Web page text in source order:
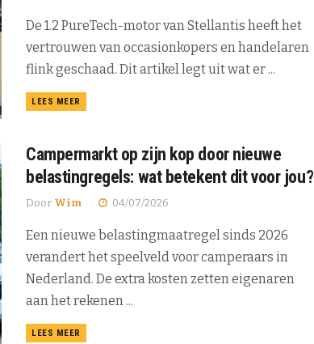
De 1.2 PureTech-motor van Stellantis heeft het
vertrouwen van occasionkopers en handelaren
flink geschaad. Dit artikel legt uit wat er ...
LEES MEER
Campermarkt op zijn kop door nieuwe
belastingregels: wat betekent dit voor jou?
Door Wim 04/07/2026
Een nieuwe belastingmaatregel sinds 2026
verandert het speelveld voor camperaars in
Nederland. De extra kosten zetten eigenaren
aan het rekenen ...
LEES MEER